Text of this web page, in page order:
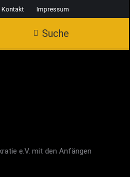
Kontakt Impressum
Search:
Suche
e.V. mit den Anfängen